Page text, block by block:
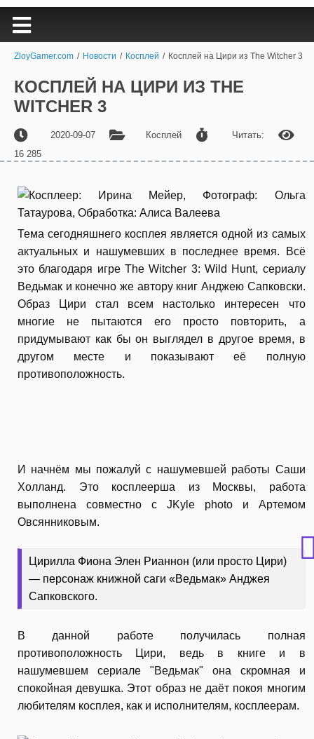
ZloyGamer.com / Новости / Косплей / Косплей на Цири из The Witcher 3
КОСПЛЕЙ НА ЦИРИ ИЗ THE
WITCHER 3
2020-09-07 Косплей
Читать:
16 285
Тема сегодняшнего косплея является одной из самых
актуальных и нашумевших в последнее время. Всё
это благодаря игре The Witcher 3: Wild Hunt, сериалу
Ведьмак и конечно же автору книг Анджею Сапковски.
Образ Цири стал всем настолько интересен что
многие не пытаются его просто повторить, а
придумывают как бы он выглядел в другое время, в
другом месте и показывают её полную
противоположность.
И начнём мы пожалуй с нашумевшей работы Саши
Холланд. Это косплеерша из Москвы, работа
выполнена совместно с JKyle photo и Артемом
Овсянниковым.
Цирилла Фиона Элен Рианнон (или просто Цири)
— персонаж книжной саги «Ведьмак» Анджея
Сапковского.
В данной работе получилась полная
противоположность Цири, ведь в книге и в
нашумевшем сериале "Ведьмак" она скромная и
спокойная девушка. Этот образ не даёт покоя многим
любителям косплея, как и исполнителям, косплеерам.